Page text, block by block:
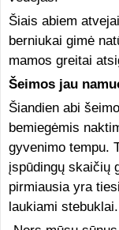
Šiais abiem
berniukai gimė
mamos greitai
Šeimos jau
Šiandien abi
bemiegėmis
gyvenimo tempu.
įspūdingų skaičių
pirmiausia yra
laukiami stebuklai.